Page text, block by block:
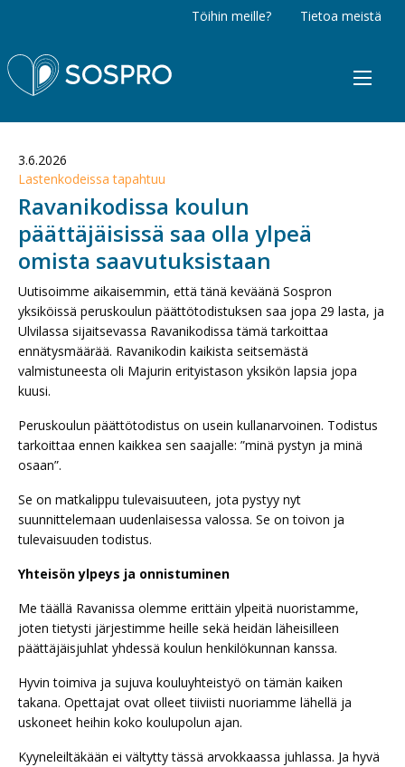
Tietoa meistä
Töihin meille?
Sospro
3.6.2026
Lastenkodeissa tapahtuu
Ravanikodissa koulun
päättäjäisissä saa olla ylpeä
omista saavutuksistaan
Uutisoimme aikaisemmin, että tänä keväänä Sospron
yksiköissä peruskoulun päättötodistuksen saa jopa 29 lasta, ja
Ulvilassa sijaitsevassa Ravanikodissa tämä tarkoittaa
ennätysmäärää. Ravanikodin kaikista seitsemästä
valmistuneesta oli Majurin erityistason yksikön lapsia jopa
kuusi.
Peruskoulun päättötodistus on usein kullanarvoinen. Todistus
tarkoittaa ennen kaikkea sen saajalle: ”minä pystyn ja minä
osaan”.
Se on matkalippu tulevaisuuteen, jota pystyy nyt
suunnittelemaan uudenlaisessa valossa. Se on toivon ja
tulevaisuuden todistus.
Yhteisön ylpeys ja onnistuminen
Me täällä Ravanissa olemme erittäin ylpeitä nuoristamme,
joten tietysti järjestimme heille sekä heidän läheisilleen
päättäjäisjuhlat yhdessä koulun henkilökunnan kanssa.
Hyvin toimiva ja sujuva kouluyhteistyö on tämän kaiken
takana. Opettajat ovat olleet tiiviisti nuoriamme lähellä ja
uskoneet heihin koko koulupolun ajan.
Kyyneleiltäkään ei vältytty tässä arvokkaassa juhlassa. Ja hyvä